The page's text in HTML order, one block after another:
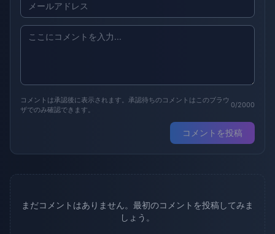
コメントは承認後に表示されます。承認待ちのコメントはこのブラウ
ザでのみ確認できます。
0/2000
コメントを投稿
まだコメントはありません。最初のコメントを投稿してみま
しょう。